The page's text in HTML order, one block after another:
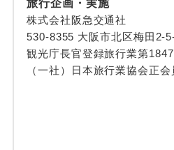
旅行企画・実施
株式会社阪急交通社
530-8355 大阪市北区梅田2-
観光庁長官登録旅行業第
（一社）日本旅行業協会正会